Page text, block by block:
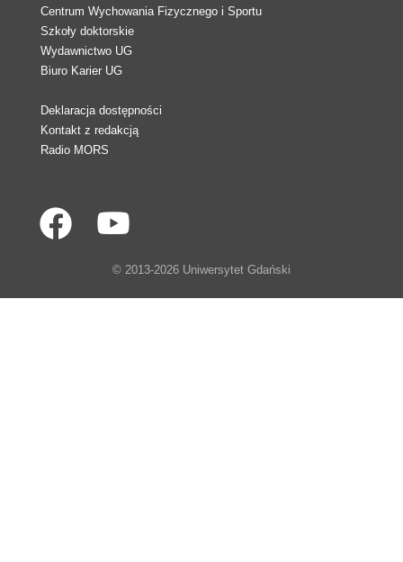
Centrum Wychowania Fizycznego i Sportu
Szkoły doktorskie
Wydawnictwo UG
Biuro Karier UG
Deklaracja dostępności
Kontakt z redakcją
Radio MORS
© 2013-2026 Uniwersytet Gdański